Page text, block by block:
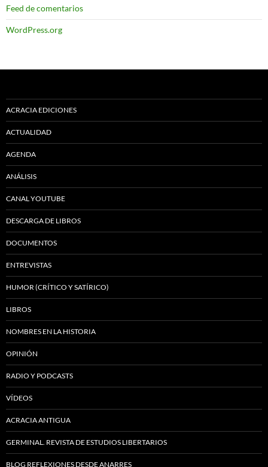
Feed de comentarios
WordPress.org
ACRACIA EDICIONES
ACTUALIDAD
AGENDA
ANÁLISIS
CANAL YOUTUBE
DESCARGA DE LIBROS
DOCUMENTOS
ENTREVISTAS
HUMOR (CRÍTICO Y SATÍRICO)
LIBROS
NOMBRES EN LA HISTORIA
OPINIÓN
RADIO Y PODCASTS
VÍDEOS
ACRACIA ANTIGUA
GERMINAL. REVISTA DE ESTUDIOS LIBERTARIOS
BLOG REFLEXIONES DESDE ANARRES